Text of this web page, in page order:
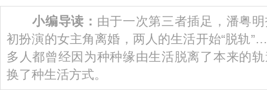
小编导读： 由于一次第三者插足，潘粤
初扮演的女主角离婚，两人的生活开始“脱轨
多人都曾经因为种种缘由生活脱离了本来的
换了种生活方式。